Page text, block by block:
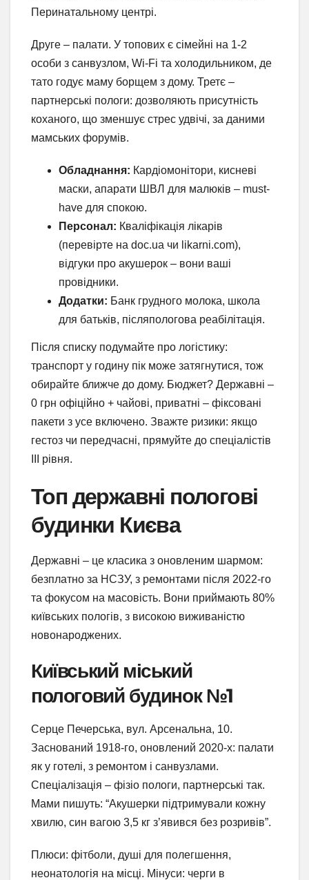
Перинатальному центрі.
Друге – палати. У топових є сімейні на 1-2
особи з санвузлом, Wi-Fi та холодильником, де
тато годує маму борщем з дому. Третє –
партнерські пологи: дозволяють присутність
коханого, що зменшує стрес удвічі, за даними
мамських форумів.
Обладнання: Кардіомонітори, кисневі
маски, апарати ШВЛ для малюків – must-
have для спокою.
Персонал: Кваліфікація лікарів
(перевірте на doc.ua чи likarni.com),
відгуки про акушерок – вони ваші
провідники.
Додатки: Банк грудного молока, школа
для батьків, післяпологова реабілітація.
Після списку подумайте про логістику:
транспорт у годину пік може затягнутися, тож
обирайте ближче до дому. Бюджет? Державні –
0 грн офіційно + чайові, приватні – фіксовані
пакети з усе включено. Зважте ризики: якщо
гестоз чи передчасні, прямуйте до спеціалістів
III рівня.
Топ державні пологові
будинки Києва
Державні – це класика з оновленим шармом:
безплатно за НСЗУ, з ремонтами після 2022-го
та фокусом на масовість. Вони приймають 80%
київських пологів, з високою виживаністю
новонароджених.
Київський міський
пологовий будинок №1
Серце Печерська, вул. Арсенальна, 10.
Заснований 1918-го, оновлений 2020-х: палати
як у готелі, з ремонтом і санвузлами.
Спеціалізація – фізіо пологи, партнерські так.
Мами пишуть: “Акушерки підтримували кожну
хвилю, син вагою 3,5 кг з’явився без розривів”.
Плюси: фітболи, душі для полегшення,
неонатологія на місці. Мінуси: черги в